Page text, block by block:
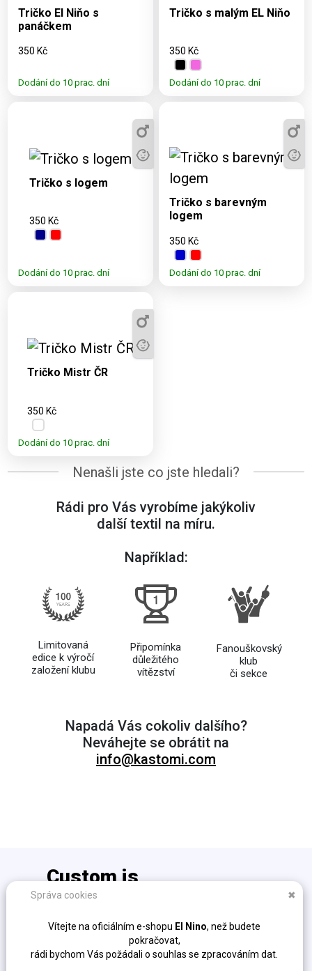
XL, 2XL, 3XL, 4XL
Tričko El Niňo s
panáčkem
350 Kč
Dodání do 10 prac. dní
XL, 2XL, 3XL, 4XL
Tričko s malým EL Niňo
350 Kč
Dodání do 10 prac. dní
3, 5, 7, 9, 11, S,
M, L, XL, 2XL,
3XL, 4XL
Tričko s logem
350 Kč
Dodání do 10 prac. dní
Dostupné varianty:
3, 5, 7, 9, 11, S, M, L,
XL, 2XL, 3XL, 4XL
Tričko s barevným
logem
350 Kč
Dodání do 10 prac. dní
3, 5, 7, 9, 11, S, M,
4XL
Tričko Mistr ČR
350 Kč
Dodání do 10 prac. dní
Nenašli jste co jste hledali?
Rádi pro Vás vyrobíme jakýkoliv
další textil na míru.
Například:
Limitovaná
edice k výročí
založení klubu
Připomínka
důležitého
vítězství
Fanouškovský
klub
či sekce
Napadá Vás cokoliv dalšího?
Neváhejte se obrátit na
info@kastomi.com
Custom is
the new cool!
info@kastomi.com
Ochrana osobních údajů (GDPR)
Obchodní podmínky
Fakturační údaje
Správa cookies ✖
Vítejte na oficiálním e-shopu El Nino, než budete
pokračovat,
rádi bychom Vás požádali o souhlas se zpracováním dat.